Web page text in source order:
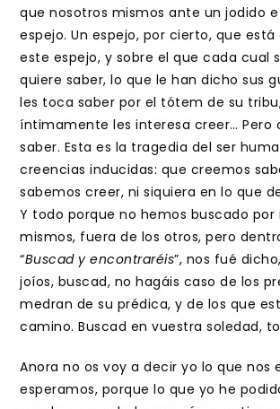
que nosotros mismos ante un jodido
espejo. Un espejo, por cierto, que
este espejo, y sobre el que cada cual
quiere saber, lo que le han dicho sus
les toca saber por el tótem de su
íntimamente les interesa creer… Pero
saber. Esta es la tragedia del ser
creencias inducidas: que creemos
sabemos creer, ni siquiera en lo que
Y todo porque no hemos buscado por
mismos, fuera de los otros, pero
“Buscad y encontraréis”, nos fué
joíos, buscad, no hagáis caso de los
medran de su prédica, y de los que
camino. Buscad en vuestra soledad,
Anora no os voy a decir yo lo que nos
esperamos, porque lo que yo he